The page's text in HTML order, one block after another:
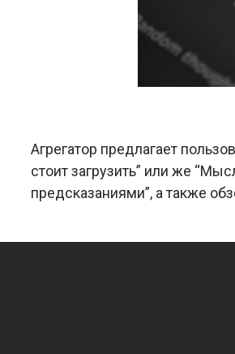
Агрегатор предлагает
стоит загрузить” или же
предсказаниями”, а также